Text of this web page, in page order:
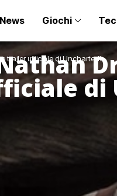
News Giochi
trailer ufficiale di Uncharted!
di